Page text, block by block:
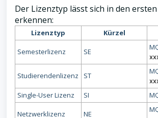
Der Lizenztyp lässt sich in den
erkennen:
Lizenztyp Kürzel
Semesterlizenz SE
Studierendenlizenz ST
Single-User Lizenz SI
Netzwerklizenz NE